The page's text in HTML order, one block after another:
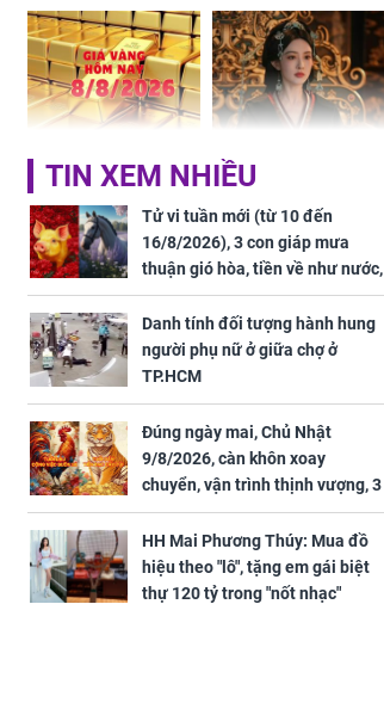
bạc vàng dư dả, Phú
Quý Vinh Hoa, vận
trình khai sáng
Giá vàng hôm nay,
ngày 8/8/2026: Tăng
vọt lên 144 triệu
đồng/lượng
'Bách Hoa Sát' vừa kết
thúc, Mạnh Tử Nghĩa
đã vướng tranh luận
Trong 4 ngày cuối
tháng 6 âm lịch, 3 con
giáp vượng phát Tài
Lộc, Phú Quý trăm bề,
đổi mệnh Phượng
Hoàng, ôm trọn cơ
ngơi đồ sộ
TIN XEM NHIỀU
Tử vi tuần mới (từ 10 đến
16/8/2026), 3 con giáp mưa
thuận gió hòa, tiền về như nước,
bạc vàng dư dả, Phú Quý Vinh
Hoa, vận trình khai sáng
Danh tính đối tượng hành hung
người phụ nữ ở giữa chợ ở
TP.HCM
Đúng ngày mai, Chủ Nhật
9/8/2026, càn khôn xoay
chuyển, vận trình thịnh vượng, 3
con giáp nhận phúc khí nhà trời,
tình tiền đỏ như son, vận may
hanh thông
HH Mai Phương Thúy: Mua đồ
hiệu theo "lô", tặng em gái biệt
thự 120 tỷ trong "nốt nhạc"